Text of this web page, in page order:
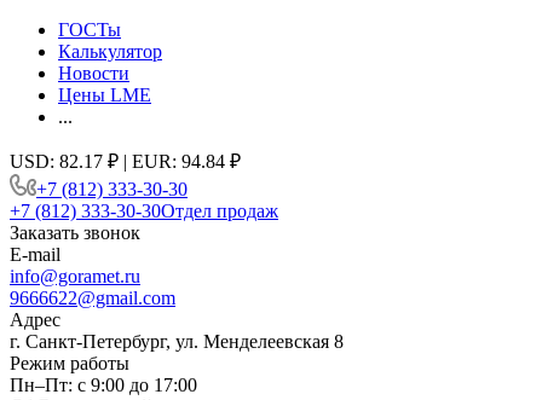
ГОСТы
Калькулятор
Новости
Цены LME
...
USD: 82.17 ₽ | EUR: 94.84 ₽
+7 (812) 333-30-30
+7 (812) 333-30-30Отдел продаж
Заказать звонок
E-mail
info@goramet.ru
9666622@gmail.com
Адрес
г. Санкт-Петербург, ул. Менделеевская 8
Режим работы
Пн–Пт: с 9:00 до 17:00